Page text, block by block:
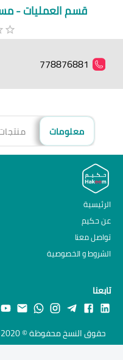
قسم العمليات -
778876881
معلومات
الرئيسية
عن حكيم
تواصل معنا
الشروط و الخصوصية
تابعنا
حقوق النسخ محفوظة © 2020 لدى